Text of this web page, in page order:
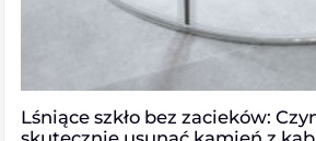
Lśniące szkło bez zacieków: